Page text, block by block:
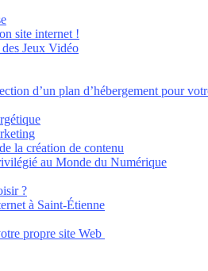
site internet !
Jeux Vidéo
d’un plan d’hébergement pour
la création de contenu
au Monde du Numérique
?
à Saint-Étienne
propre site Web